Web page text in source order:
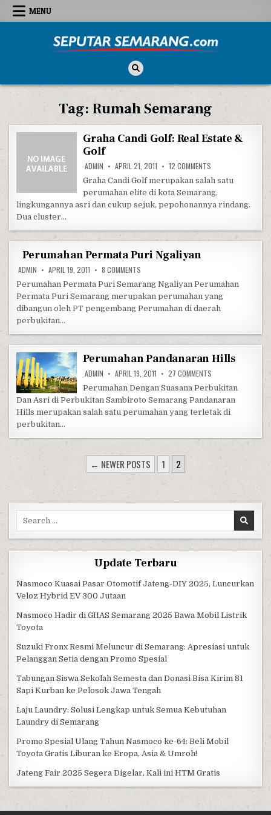
Skip to content
MENU
Tag: Rumah Semarang
Graha Candi Golf: Real Estate &
Golf
ADMIN APRIL 21, 2011 12 COMMENTS
Graha Candi Golf merupakan salah satu
perumahan elite di kota Semarang,
lingkungannya asri dan cukup sejuk, pepohonannya rindang.
Dua cluster…
Perumahan Permata Puri Ngaliyan
ADMIN APRIL 19, 2011 8 COMMENTS
Perumahan Permata Puri Semarang Ngaliyan Perumahan
Permata Puri Semarang merupakan perumahan yang
dibangun oleh PT pengembang Perumahan di daerah
perbukitan…
Perumahan Pandanaran Hills
ADMIN APRIL 19, 2011 27 COMMENTS ON PERUMAHAN
Perumahan Dengan Suasana Perbukitan
Dan Asri di Perbukitan Sambiroto Semarang Pandanaran
Hills merupakan salah satu perumahan yang terletak di
perbukitan…
POSTS PAGINATION
← NEWER POSTS 1 2
Search for:
Update Terbaru
Nasmoco Kuasai Pasar Otomotif Jateng-DIY 2025, Luncurkan
Veloz Hybrid EV 300 Jutaan
Nasmoco Hadir di GIIAS Semarang 2025 Bawa Mobil Listrik
Toyota
Suzuki Fronx Resmi Meluncur di Semarang: Apresiasi untuk
Pelanggan Setia dengan Promo Spesial
Tabungan Siswa Sekolah Semesta dan Donasi Bisa Kirim 81
Sapi Kurban ke Pelosok Jawa Tengah
Laju Laundry: Solusi Lengkap untuk Semua Kebutuhan
Laundry di Semarang
Promo Spesial Ulang Tahun Nasmoco ke-64: Beli Mobil
Toyota Gratis Liburan ke Eropa, Asia & Umroh!
Jateng Fair 2025 Segera Digelar, Kali ini HTM Gratis